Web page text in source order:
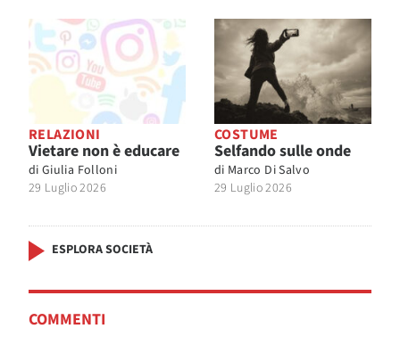
RELAZIONI
Vietare non è educare
di Giulia Folloni
29 Luglio 2026
COSTUME
Selfando sulle onde
di Marco Di Salvo
29 Luglio 2026
ESPLORA SOCIETÀ
COMMENTI